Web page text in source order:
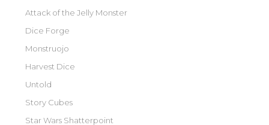
Attack of the Jelly Monster
Dice Forge
Monstruojo
Harvest Dice
Untold
Story Cubes
Star Wars Shatterpoint